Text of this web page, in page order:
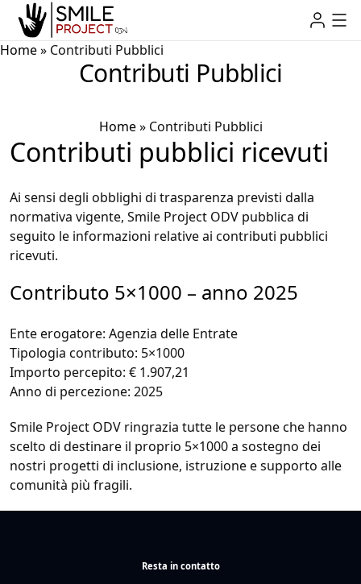
Home» Contributi Pubblici
Contributi Pubblici
Home »Contributi Pubblici
Contributi pubblici ricevuti
Ai sensi degli obblighi di trasparenza previsti dalla
normativa vigente, Smile Project ODV pubblica di
seguito le informazioni relative ai contributi pubblici
ricevuti.
Contributo 5×1000 – anno 2025
Ente erogatore: Agenzia delle Entrate
Tipologia contributo: 5×1000
Importo percepito: € 1.907,21
Anno di percezione: 2025
Smile Project ODV ringrazia tutte le persone che hanno
scelto di destinare il proprio 5×1000 a sostegno dei
nostri progetti di inclusione, istruzione e supporto alle
comunità più fragili.
Resta in contatto